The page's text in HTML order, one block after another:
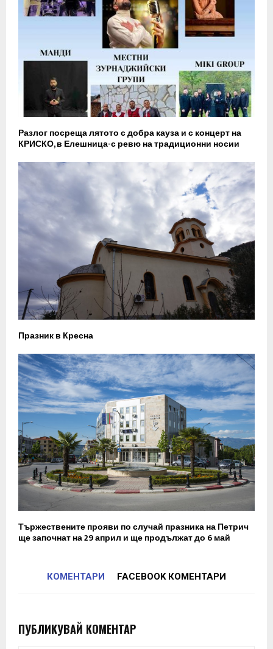
Разлог посреща лятото с добра кауза и с концерт на
КРИСКО, в Елешница-с ревю на традиционни носии
Празник в Кресна
Тържествените прояви по случай празника на Петрич
ще започнат на 29 април и ще продължат до 6 май
КОМЕНТАРИ FACEBOOK КОМЕНТАРИ
ПУБЛИКУВАЙ КОМЕНТАР